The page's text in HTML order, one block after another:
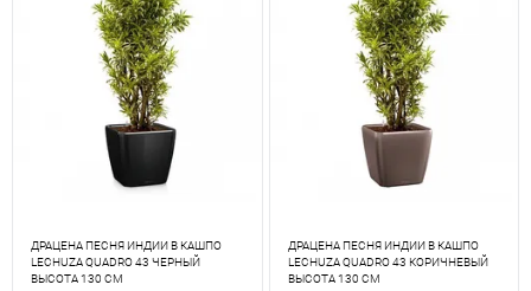
ДРАЦЕНА ПЕСНЯ ИНДИИ В КАШПО
LECHUZA QUADRO 43 ЧЕРНЫЙ
ВЫСОТА 130 СМ
ДРАЦЕНА ПЕСНЯ ИНДИИ В КАШПО
LECHUZA QUADRO 43 КОРИЧНЕВЫЙ
ВЫСОТА 130 СМ